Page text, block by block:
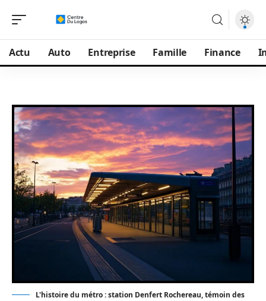
Actu Auto Entreprise Famille Finance
L'histoire du métro : station Denfert Rochereau, témoin des